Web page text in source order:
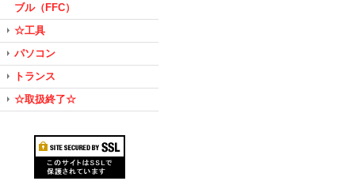
ブル（FFC）
☆工具
パソコン
トランス
☆取扱終了☆